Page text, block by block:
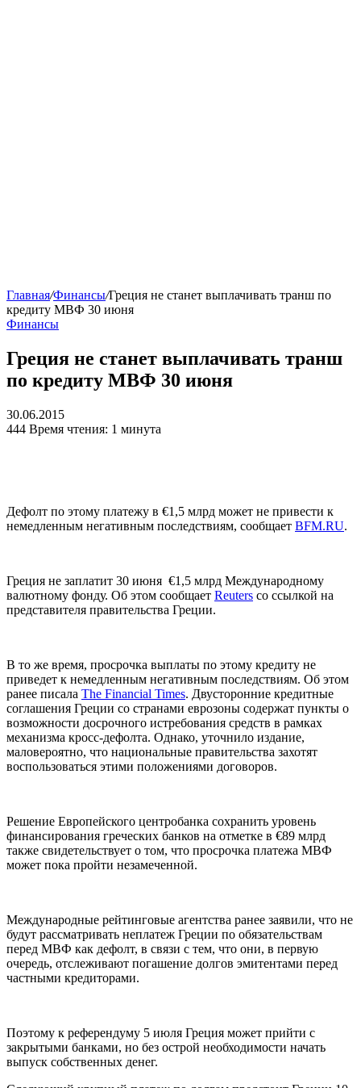
Главная/Финансы/Греция не станет выплачивать транш по
кредиту МВФ 30 июня
Финансы
Греция не станет выплачивать транш
по кредиту МВФ 30 июня
30.06.2015
444 Время чтения: 1 минута
Дефолт по этому платежу в €1,5 млрд может не привести к
немедленным негативным последствиям, сообщает BFM.RU.
Греция не заплатит 30 июня €1,5 млрд Международному
валютному фонду. Об этом сообщает Reuters со ссылкой на
представителя правительства Греции.
В то же время, просрочка выплаты по этому кредиту не
приведет к немедленным негативным последствиям. Об этом
ранее писала The Financial Times. Двусторонние кредитные
соглашения Греции со странами еврозоны содержат пункты о
возможности досрочного истребования средств в рамках
механизма кросс-дефолта. Однако, уточнило издание,
маловероятно, что национальные правительства захотят
воспользоваться этими положениями договоров.
Решение Европейского центробанка сохранить уровень
финансирования греческих банков на отметке в €89 млрд
также свидетельствует о том, что просрочка платежа МВФ
может пока пройти незамеченной.
Международные рейтинговые агентства ранее заявили, что не
будут рассматривать неплатеж Греции по обязательствам
перед МВФ как дефолт, в связи с тем, что они, в первую
очередь, отслеживают погашение долгов эмитентами перед
частными кредиторами.
Поэтому к референдуму 5 июля Греция может прийти с
закрытыми банками, но без острой необходимости начать
выпуск собственных денег.